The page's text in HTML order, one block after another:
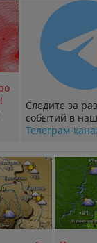
Следите за
событий в
Телеграм-